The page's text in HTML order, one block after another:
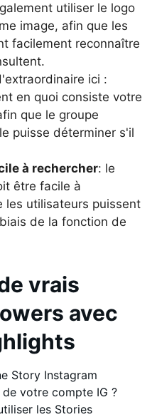
utiliser le logo
image, afin que les
facilement reconnaître
ici :
en quoi consiste votre
que le groupe
puisse déterminer s'il
à rechercher: le
être facile à
les utilisateurs puissent
de la fonction de
vrais
avec
Story Instagram
votre compte IG ?
les Stories